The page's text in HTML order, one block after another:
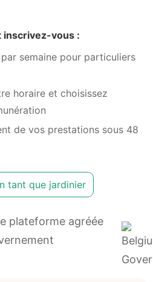
inscrivez-vous :
semaine pour particuliers
horaire et choisissez
de vos prestations sous 48
tant que jardinier
plateforme agréée